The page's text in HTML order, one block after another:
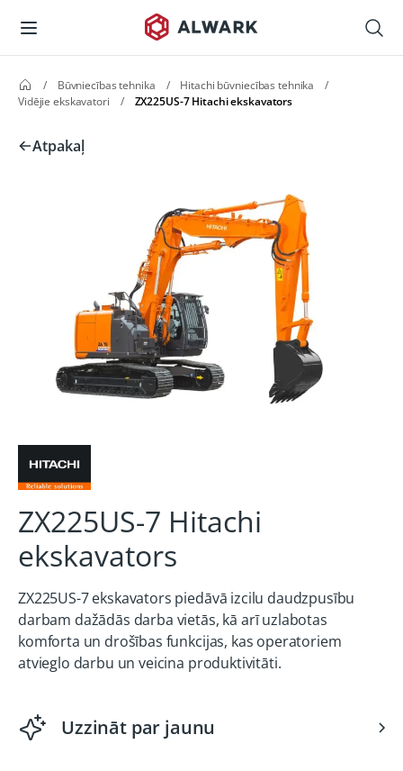
/ Būvniecības tehnika / Hitachi būvniecības tehnika
/
Vidējie ekskavatori
/ ZX225US-7 Hitachi ekskavators
Atpakaļ
ZX225US-7 Hitachi
ekskavators
ZX225US-7 ekskavators piedāvā izcilu daudzpusību
darbam dažādās darba vietās, kā arī uzlabotas
komforta un drošības funkcijas, kas operatoriem
atvieglo darbu un veicina produktivitāti.
Uzzināt par jaunu